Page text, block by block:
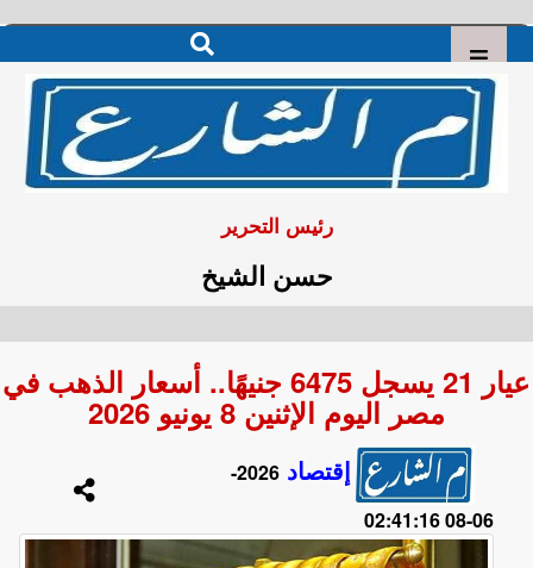
رئيس التحرير
حسن الشيخ
عيار 21 يسجل 6475 جنيهًا.. أسعار الذهب في
مصر اليوم الإثنين 8 يونيو 2026
إقتصاد
2026-
06-08 02:41:16